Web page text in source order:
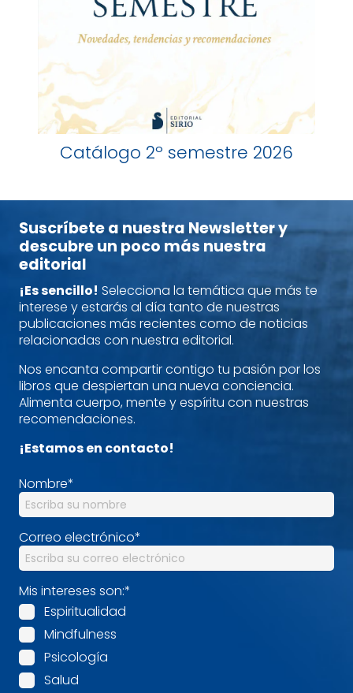
Catálogo 2º semestre 2026
Suscríbete a nuestra Newsletter y
descubre un poco más nuestra
editorial
¡Es sencillo! Selecciona la temática que más te
interese y estarás al día tanto de nuestras
publicaciones más recientes como de noticias
relacionadas con nuestra editorial.
Nos encanta compartir contigo tu pasión por los
libros que despiertan una nueva conciencia.
Alimenta cuerpo, mente y espíritu con nuestras
recomendaciones.
¡Estamos en contacto!
Nombre*
Correo electrónico*
Mis intereses son:*
Espiritualidad
Mindfulness
Psicología
Salud